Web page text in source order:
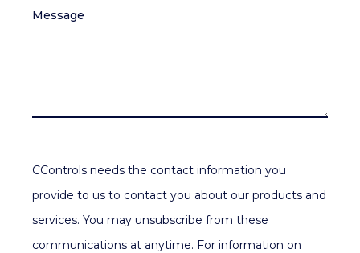
Message
CControls needs the contact information you
provide to us to contact you about our products and
services. You may unsubscribe from these
communications at anytime. For information on